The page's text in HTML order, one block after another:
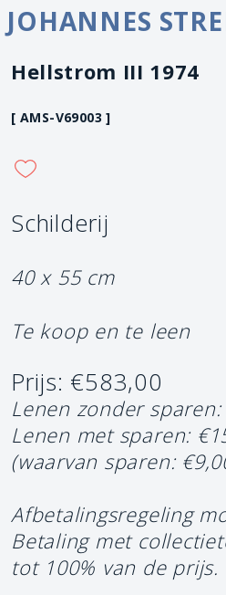
JOHANNES
Hellstrom III 1974
[ AMS-V69003 ]
Schilderij
40 x 55 cm
Te koop en te leen
Prijs: €583,00
Lenen zonder
Lenen met sparen:
(waarvan sparen:
Afbetalingsregeling
Betaling met
tot 100% van de prijs.